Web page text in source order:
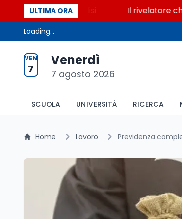
ULTIMA ORA
la glicolisi Il rivelatore che
Loading...
VEN
7
Venerdì
7 agosto 2026
SCUOLA UNIVERSITÀ RICERCA
Home Lavoro